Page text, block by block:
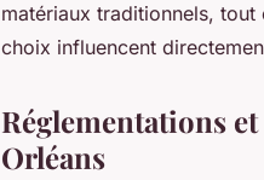
matériaux traditionnels,
choix influencent
Réglementations
Orléans